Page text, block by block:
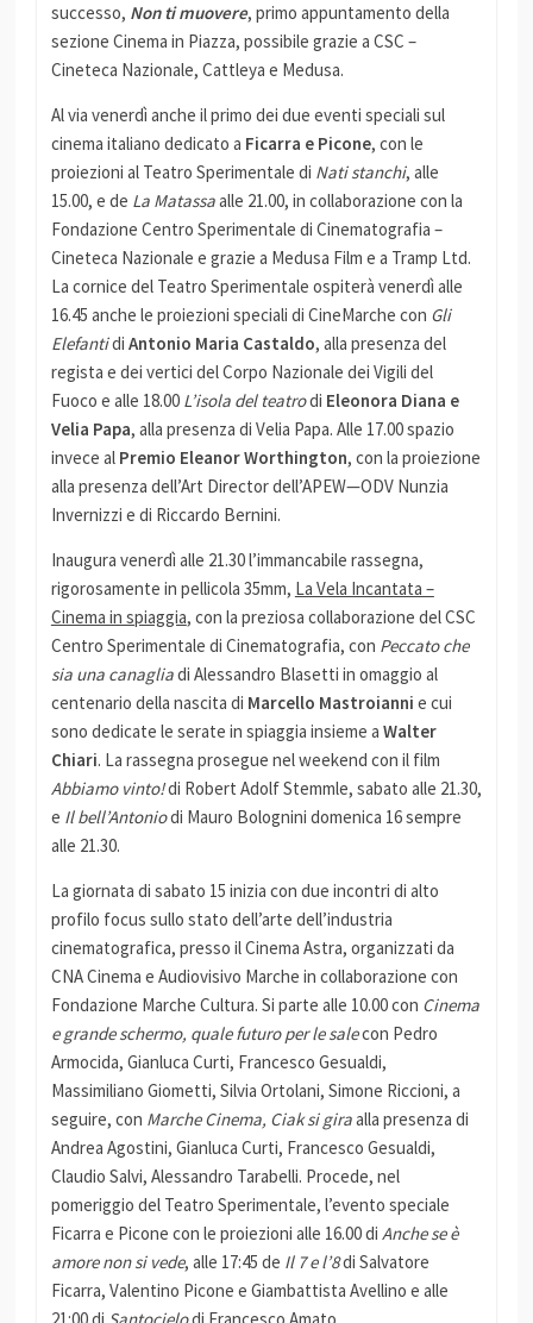
successo, Non ti muovere, primo appuntamento della
sezione Cinema in Piazza, possibile grazie a CSC –
Cineteca Nazionale, Cattleya e Medusa.
Al via venerdì anche il primo dei due eventi speciali sul
cinema italiano dedicato a Ficarra e Picone, con le
proiezioni al Teatro Sperimentale di Nati stanchi, alle
15.00, e de La Matassaalle 21.00, in collaborazione con la
Fondazione Centro Sperimentale di Cinematografia –
Cineteca Nazionale e grazie a Medusa Film e a Tramp Ltd.
La cornice del Teatro Sperimentale ospiterà venerdì alle
16.45 anche le proiezioni speciali di CineMarche con Gli
Elefantidi Antonio Maria Castaldo, alla presenza del
regista e dei vertici del Corpo Nazionale dei Vigili del
Fuoco e alle 18.00 L’isola del teatrodi Eleonora Diana e
Velia Papa, alla presenza di Velia Papa. Alle 17.00 spazio
invece alPremio Eleanor Worthington, con la proiezione
alla presenza dell’Art Director dell’APEW—ODV Nunzia
Invernizzi e di Riccardo Bernini.
Inaugura venerdì alle 21.30 l’immancabile rassegna,
rigorosamente in pellicola 35mm, La Vela Incantata –
Cinema in spiaggia, con la preziosa collaborazione del CSC
Centro Sperimentale di Cinematografia, con Peccato che
sia una canagliadi Alessandro Blasetti in omaggio al
centenario della nascita di Marcello Mastroianni e cui
sono dedicate le serate in spiaggia insieme a Walter
Chiari. La rassegna prosegue nel weekend con il film
Abbiamo vinto!di Robert Adolf Stemmle, sabato alle 21.30,
e Il bell’Antoniodi Mauro Bolognini domenica 16 sempre
alle 21.30.
La giornata di sabato 15 inizia con due incontri di alto
profilo focus sullo stato dell’arte dell’industria
cinematografica, presso il Cinema Astra, organizzati da
CNA Cinema e Audiovisivo Marche in collaborazione con
Fondazione Marche Cultura. Si parte alle 10.00 con Cinema
e grande schermo, quale futuro per le salecon Pedro
Armocida, Gianluca Curti, Francesco Gesualdi,
Massimiliano Giometti, Silvia Ortolani, Simone Riccioni, a
seguire, con Marche Cinema, Ciak si giraalla presenza di
Andrea Agostini, Gianluca Curti, Francesco Gesualdi,
Claudio Salvi, Alessandro Tarabelli. Procede, nel
pomeriggio del Teatro Sperimentale, l’evento speciale
Ficarra e Picone con le proiezioni alle 16.00 di Anche se è
amore non si vede, alle 17:45 de Il 7 e l’8di Salvatore
Ficarra, Valentino Picone e Giambattista Avellino e alle